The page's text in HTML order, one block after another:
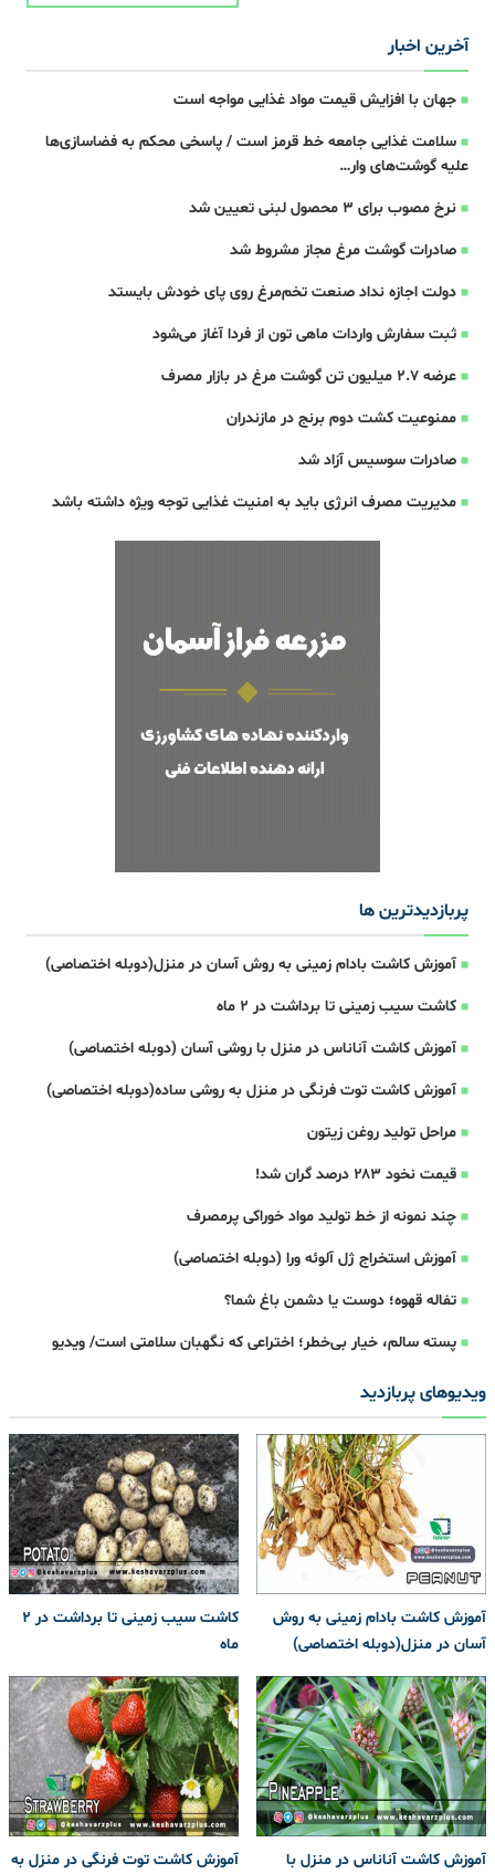
آخرین اخبار
جهان با افزایش قیمت مواد غذایی مواجه است
سلامت غذایی جامعه خط قرمز است / پاسخی محکم به فضاسازی‌ها
علیه گوشت‌های وار…
نرخ مصوب برای ۳ محصول لبنی تعیین شد
صادرات گوشت مرغ مجاز مشروط شد
دولت اجازه نداد صنعت تخم‌مرغ روی پای خودش بایستد
ثبت سفارش واردات ماهی تون از فردا آغاز می‌شود
عرضه ۲.۷ میلیون تن گوشت مرغ در بازار مصرف
ممنوعیت کشت دوم برنج در مازندران
صادرات سوسیس آزاد شد
مدیریت مصرف انرژی باید به امنیت غذایی توجه ویژه داشته باشد
پربازدیدترین ها
آموزش کاشت بادام زمینی به روش آسان در منزل(دوبله اختصاصی)
کاشت سیب زمینی تا برداشت در ۲ ماه
آموزش کاشت آناناس در منزل با روشی آسان (دوبله اختصاصی)
آموزش کاشت توت فرنگی در منزل به روشی ساده(دوبله اختصاصی)
مراحل تولید روغن زیتون
قیمت نخود ۲۸۳ درصد گران شد!
چند نمونه از خط تولید مواد خوراکی پرمصرف
آموزش استخراج ژل آلوئه ورا (دوبله اختصاصی)
تفاله‌ قهوه؛ دوست یا دشمن باغ شما؟
پسته سالم، خیار بی‌خطر؛ اختراعی که نگهبان سلامتی است/ ویدیو
ویدیوهای پربازدید
آموزش کاشت بادام زمینی به روش
آسان در منزل(دوبله اختصاصی)
کاشت سیب زمینی تا برداشت در ۲
ماه
آموزش کاشت آناناس در منزل با
آموزش کاشت توت فرنگی در منزل به